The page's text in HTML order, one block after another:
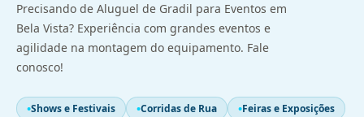
Precisando de Aluguel de Gradil para Eventos em
Bela Vista? Experiência com grandes eventos e
agilidade na montagem do equipamento. Fale
conosco!
Shows e Festivais Corridas de Rua Feiras e Exposições